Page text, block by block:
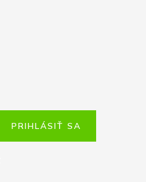
PRIHLÁSIŤ SA